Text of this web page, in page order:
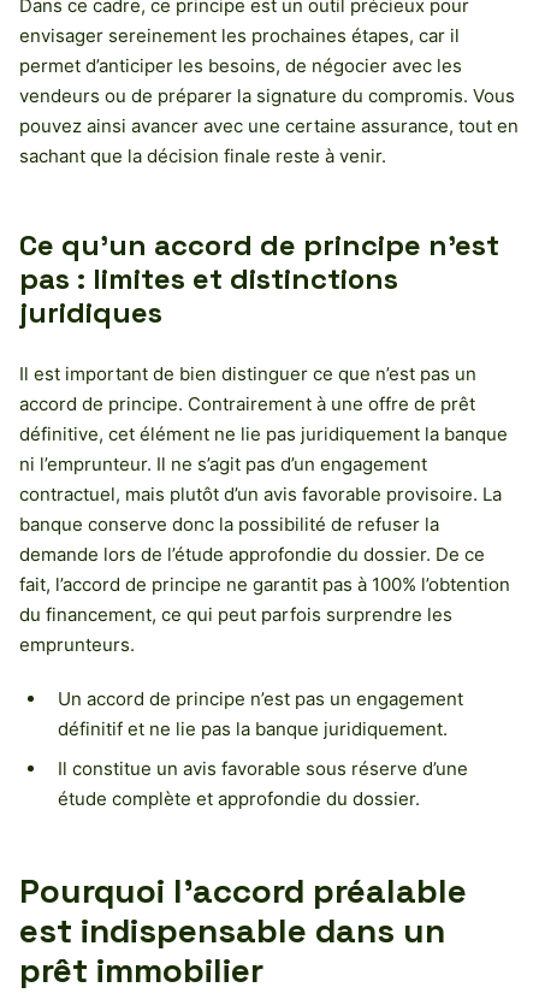
Dans ce cadre, ce principe est un outil précieux pour
envisager sereinement les prochaines étapes, car il
permet d’anticiper les besoins, de négocier avec les
vendeurs ou de préparer la signature du compromis. Vous
pouvez ainsi avancer avec une certaine assurance, tout en
sachant que la décision finale reste à venir.
Ce qu’un accord de principe n’est
pas : limites et distinctions
juridiques
Il est important de bien distinguer ce que n’est pas un
accord de principe. Contrairement à une offre de prêt
définitive, cet élément ne lie pas juridiquement la banque
ni l’emprunteur. Il ne s’agit pas d’un engagement
contractuel, mais plutôt d’un avis favorable provisoire. La
banque conserve donc la possibilité de refuser la
demande lors de l’étude approfondie du dossier. De ce
fait, l’accord de principe ne garantit pas à 100% l’obtention
du financement, ce qui peut parfois surprendre les
emprunteurs.
Un accord de principe n’est pas un engagement
définitif et ne lie pas la banque juridiquement.
Il constitue un avis favorable sous réserve d’une
étude complète et approfondie du dossier.
Pourquoi l’accord préalable
est indispensable dans un
prêt immobilier